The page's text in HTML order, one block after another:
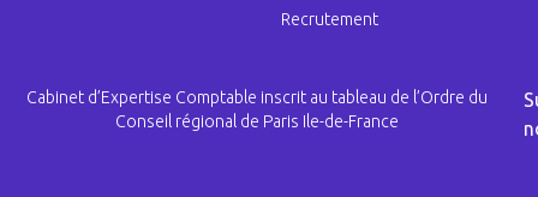
Recrutement
Cabinet d’Expertise Comptable inscrit au tableau de l’Ordre du
Conseil régional de Paris Ile-de-France